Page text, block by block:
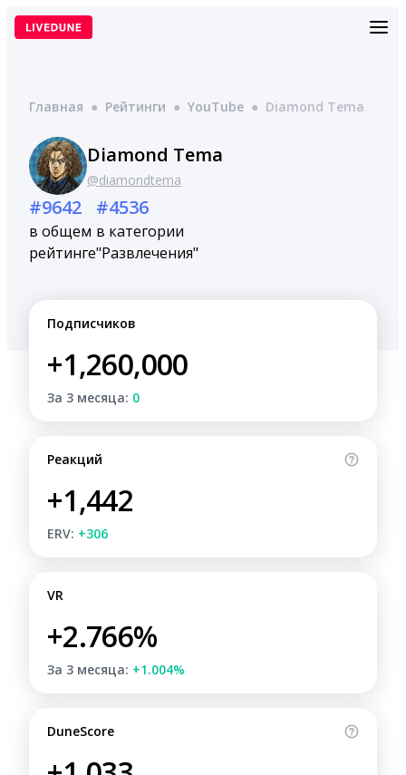
Перейти
Главная ● Рейтинги ● YouTube ● Diamond Tema
Diamond Tema
@diamondtema
#9642
в общем
рейтинге
#4536
в категории
"Развлечения"
Подписчиков
+1,260,000
За 3 месяца: 0
Реакций
+1,442
ERV: +306
VR
+2.766%
За 3 месяца: +1.004%
DuneScore